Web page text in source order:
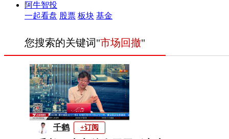
阿牛智投
一起看盘 股票 板块 基金
您搜索的关键词"市场回撤"
千鹤 +订阅